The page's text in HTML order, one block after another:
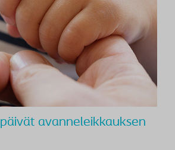
avanneleikkauksen